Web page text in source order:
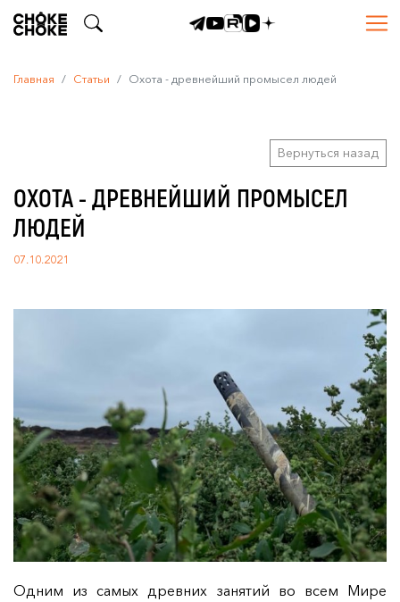
Главная Статьи Охота - древнейший промысел людей
Вернуться назад
ОХОТА - ДРЕВНЕЙШИЙ ПРОМЫСЕЛ
ЛЮДЕЙ
07.10.2021
Одним из самых древних занятий во всем Мире